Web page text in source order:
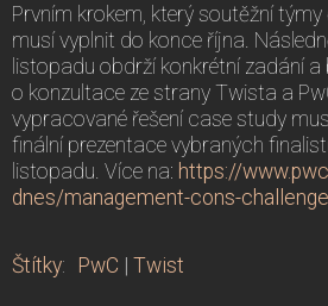
Prvním krokem, který soutěžní
musí vyplnit do konce října.
listopadu obdrží konkrétní zadání
o konzultace ze strany Twista a
vypracované řešení case study
finální prezentace vybraných
listopadu. Více na: https://
dnes/management-cons-
Štítky: PwC | Twist